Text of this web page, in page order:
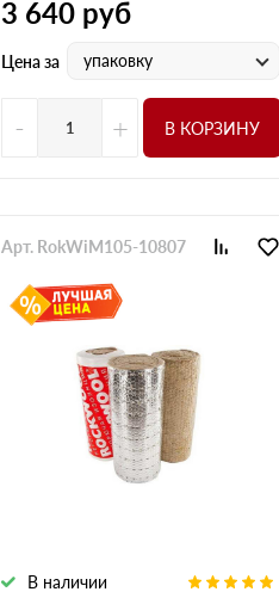
3 640 руб
Цена за упаковку
- + В КОРЗИНУ
В наличии
Арт. RokWiM105-10807